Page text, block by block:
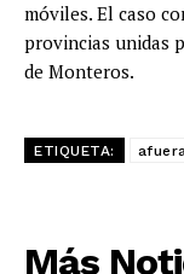
móviles. El caso
provincias unidas
de Monteros.
ETIQUETA:
Más